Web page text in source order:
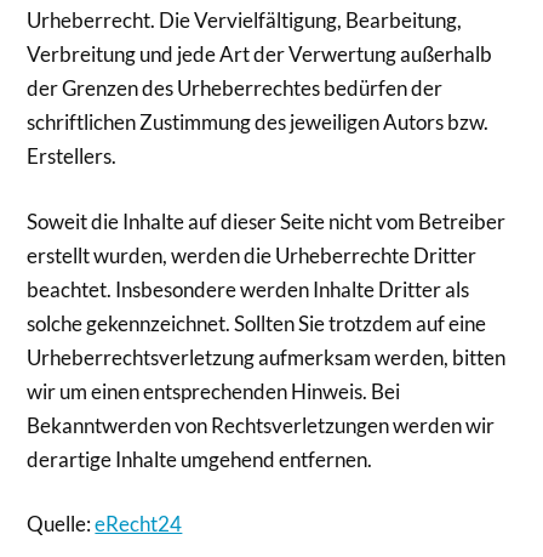
Urheberrecht. Die Vervielfältigung, Bearbeitung,
Verbreitung und jede Art der Verwertung außerhalb
der Grenzen des Urheberrechtes bedürfen der
schriftlichen Zustimmung des jeweiligen Autors bzw.
Erstellers.
Soweit die Inhalte auf dieser Seite nicht vom Betreiber
erstellt wurden, werden die Urheberrechte Dritter
beachtet. Insbesondere werden Inhalte Dritter als
solche gekennzeichnet. Sollten Sie trotzdem auf eine
Urheberrechtsverletzung aufmerksam werden, bitten
wir um einen entsprechenden Hinweis. Bei
Bekanntwerden von Rechtsverletzungen werden wir
derartige Inhalte umgehend entfernen.
Quelle:eRecht24